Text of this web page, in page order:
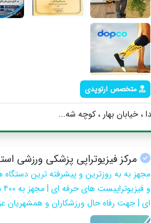
متخصص ارتوپدی
، خیابان بهار ، کوچه شه...
مرکز فیزیوتراپی پزشکی ورزشی
مجهز به به روزترین و پیشرفته ترین
ای | جهت رفاه حال ورزشکاران و همشهریان